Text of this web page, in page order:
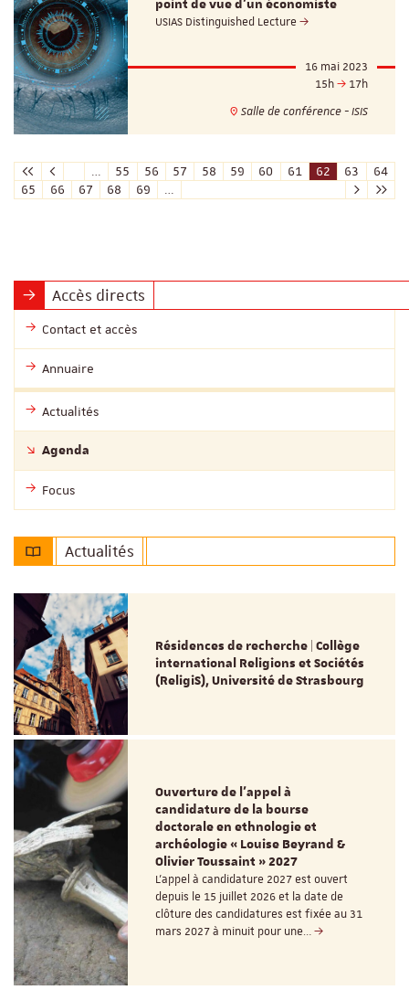
point de vue d'un économiste
USIAS Distinguished Lecture
16 mai 2023
15h
17h
Salle de conférence - ISIS
… 55 56 57 58 59 60 61 62 63
64
65
66 67 68 69 …
Accès directs
Contact et accès
Annuaire
Actualités
Agenda
Focus
Actualités
Résidences de recherche | Collège
international Religions et Sociétés
(ReligiS), Université de Strasbourg
Ouverture de l'appel à
candidature de la bourse
doctorale en ethnologie et
archéologie « Louise Beyrand &
Olivier Toussaint » 2027
L’appel à candidature 2027 est ouvert
depuis le 15 juillet 2026 et la date de
clôture des candidatures est fixée au 31
mars 2027 à minuit pour une…